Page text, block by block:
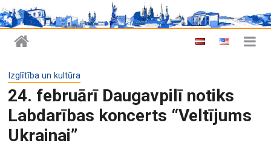
Izglītība un kultūra
24. februārī Daugavpilī notiks
Labdarības koncerts “Veltījums
Ukrainai”